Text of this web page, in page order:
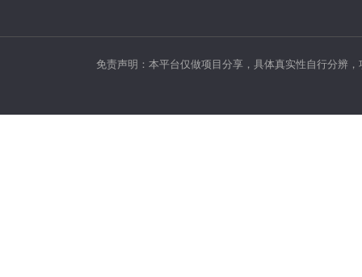
免责声明：本平台仅做项目分享，具体真实性自行分辨